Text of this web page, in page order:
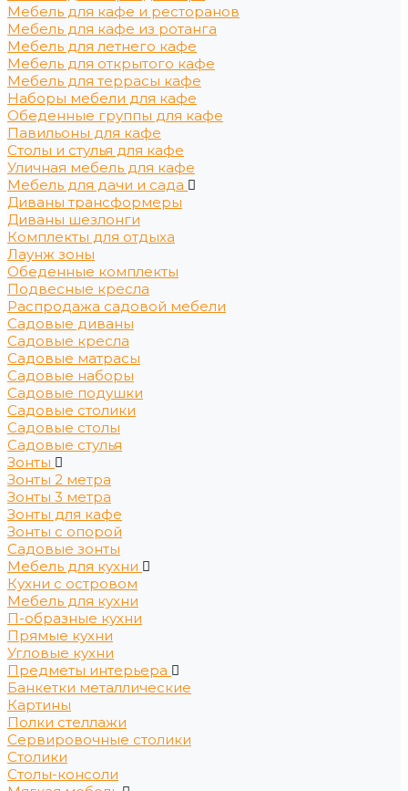
Мебель для кафе и ресторанов
Мебель для кафе из ротанга
Мебель для летнего кафе
Мебель для открытого кафе
Мебель для террасы кафе
Наборы мебели для кафе
Обеденные группы для кафе
Павильоны для кафе
Столы и стулья для кафе
Уличная мебель для кафе
Мебель для дачи и сада
Диваны трансформеры
Диваны шезлонги
Комплекты для отдыха
Лаунж зоны
Обеденные комплекты
Подвесные кресла
Распродажа садовой мебели
Садовые диваны
Садовые кресла
Садовые матрасы
Садовые наборы
Садовые подушки
Садовые столики
Садовые столы
Садовые стулья
Зонты
Зонты 2 метра
Зонты 3 метра
Зонты для кафе
Зонты с опорой
Садовые зонты
Мебель для кухни
Кухни с островом
Мебель для кухни
П-образные кухни
Прямые кухни
Угловые кухни
Предметы интерьера
Банкетки металлические
Картины
Полки стеллажи
Сервировочные столики
Столики
Столы-консоли